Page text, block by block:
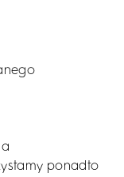
ponadto